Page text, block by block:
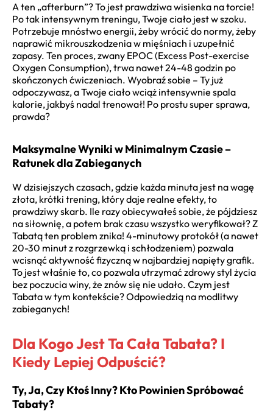
A ten „afterburn”? To jest prawdziwa wisienka na torcie!
Po tak intensywnym treningu, Twoje ciało jest w szoku.
Potrzebuje mnóstwo energii, żeby wrócić do normy, żeby
naprawić mikrouszkodzenia w mięśniach i uzupełnić
zapasy. Ten proces, zwany EPOC (Excess Post-exercise
Oxygen Consumption), trwa nawet 24-48 godzin po
skończonych ćwiczeniach. Wyobraź sobie – Ty już
odpoczywasz, a Twoje ciało wciąż intensywnie spala
kalorie, jakbyś nadal trenował! Po prostu super sprawa,
prawda?
Maksymalne Wyniki w Minimalnym Czasie –
Ratunek dla Zabieganych
W dzisiejszych czasach, gdzie każda minuta jest na wagę
złota, krótki trening, który daje realne efekty, to
prawdziwy skarb. Ile razy obiecywałeś sobie, że pójdziesz
na siłownię, a potem brak czasu wszystko weryfikował? Z
Tabatą ten problem znika! 4-minutowy protokół (a nawet
20-30 minut z rozgrzewką i schłodzeniem) pozwala
wcisnąć aktywność fizyczną w najbardziej napięty grafik.
To jest właśnie to, co pozwala utrzymać zdrowy styl życia
bez poczucia winy, że znów się nie udało. Czym jest
Tabata w tym kontekście? Odpowiedzią na modlitwy
zabieganych!
Dla Kogo Jest Ta Cała Tabata? I
Kiedy Lepiej Odpuścić?
Ty, Ja, Czy Ktoś Inny? Kto Powinien Spróbować
Tabaty?